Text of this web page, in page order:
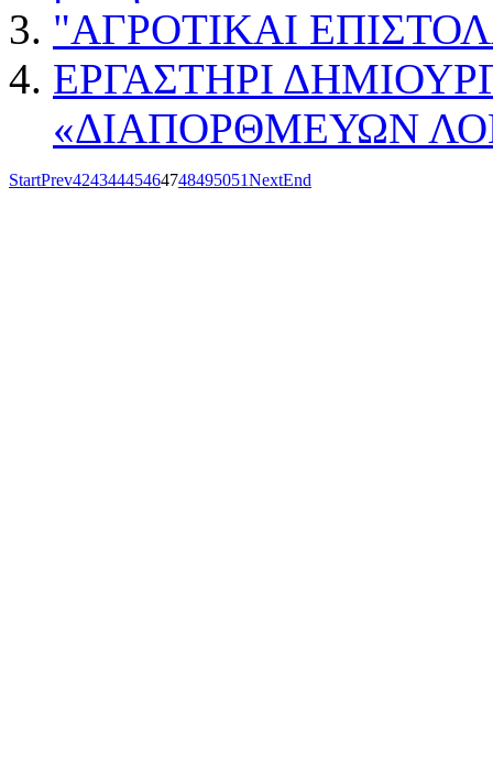
"ΑΓΡΟΤΙΚΑΙ
EΡΓΑΣΤΗΡΙ
«ΔΙΑΠΟΡΘΜΕΥΩΝ
StartPrev42434445464748495051NextEnd